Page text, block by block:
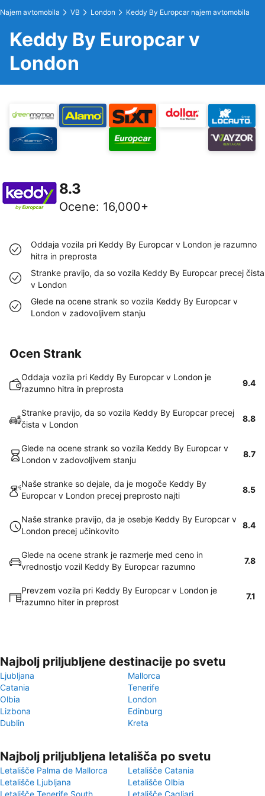
Najem avtomobila VB London Keddy By Europcar najem avtomobila
Keddy By Europcar v
London
8.3
Ocene: 16,000+
Oddaja vozila pri Keddy By Europcar v London je razumno
hitra in preprosta
Stranke pravijo, da so vozila Keddy By Europcar precej čista
v London
Glede na ocene strank so vozila Keddy By Europcar v
London v zadovoljivem stanju
Ocen Strank
Oddaja vozila pri Keddy By Europcar v London je
razumno hitra in preprosta
9.4
Stranke pravijo, da so vozila Keddy By Europcar precej
čista v London
8.8
Glede na ocene strank so vozila Keddy By Europcar v
London v zadovoljivem stanju
8.7
Naše stranke so dejale, da je mogoče Keddy By
Europcar v London precej preprosto najti
8.5
Naše stranke pravijo, da je osebje Keddy By Europcar v
London precej učinkovito
8.4
Glede na ocene strank je razmerje med ceno in
vrednostjo vozil Keddy By Europcar razumno
7.8
Prevzem vozila pri Keddy By Europcar v London je
razumno hiter in preprost
7.1
Najbolj priljubljene destinacije po svetu
Ljubljana
Mallorca
Catania
Tenerife
Olbia
London
Lizbona
Edinburg
Dublin
Kreta
Najbolj priljubljena letališča po svetu
Letališče Palma de Mallorca
Letališče Catania
Letališče Ljubljana
Letališče Olbia
Letališče Tenerife South
Letališče Cagliari